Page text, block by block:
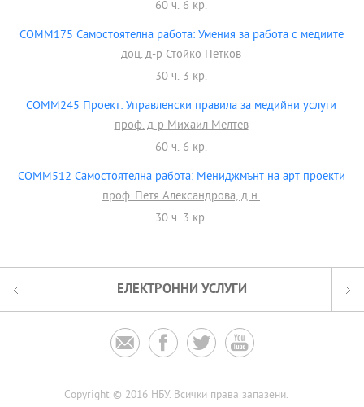
60 ч. 6 кр.
COMM175 Самостоятелна работа: Умения за работа с медиите
доц. д-р Стойко Петков
30 ч. 3 кр.
COMM245 Проект: Управленски правила за медийни услуги
проф. д-р Михаил Мелтев
60 ч. 6 кр.
COMM512 Самостоятелна работа: Мениджмънт на арт проекти
проф. Петя Александрова, д.н.
30 ч. 3 кр.
ЕЛЕКТРОННИ УСЛУГИ
   
Copyright © 2016 НБУ. Всички права запазени.